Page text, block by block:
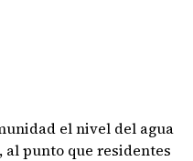
el nivel del agua
al punto que residentes